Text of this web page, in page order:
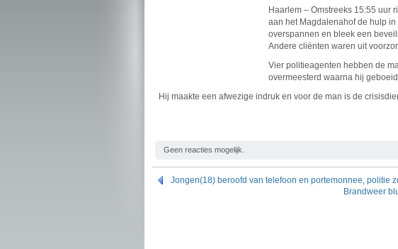
Haarlem – Omstreeks 15:55 uur
aan het Magdalenahof de hulp
overspannen en bleek een
Andere cliënten waren uit
Vier politieagenten hebben de
overmeesterd waarna hij
Hij maakte een afwezige indruk en voor de man is de
Geen reacties mogelijk.
Jongen(18) beroofd van telefoon en portemonnee, politie
Brandweer